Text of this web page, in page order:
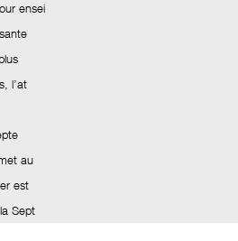
ensei
l’at
au
est
Sept